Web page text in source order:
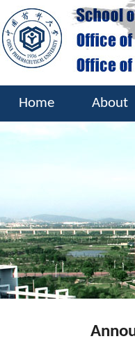
Home About